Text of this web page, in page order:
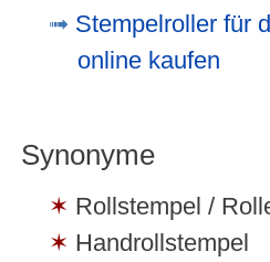
Stempelroller für
online kaufen
Synonyme
Rollstempel /
Handrollstempel